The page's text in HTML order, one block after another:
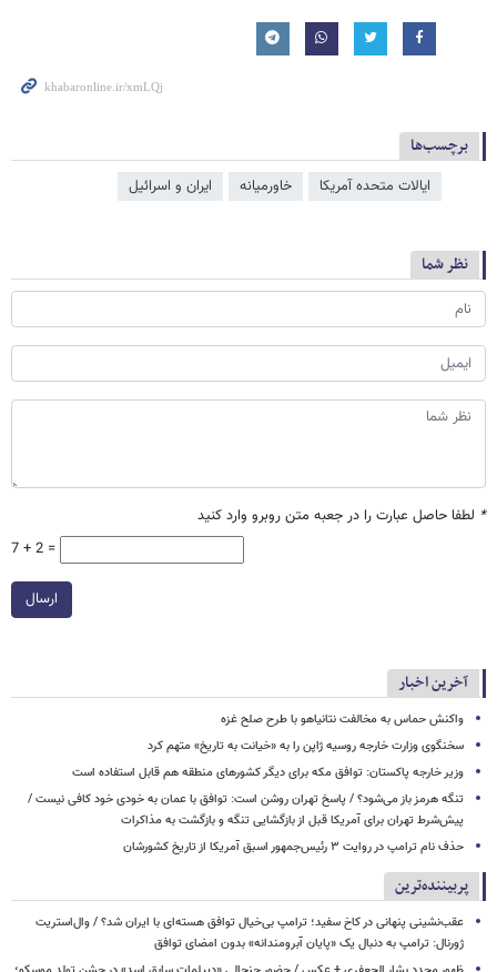
برچسب‌ها
ایالات متحده آمریکا خاورمیانه ایران و اسرائیل
نظر شما
* لطفا حاصل عبارت را در جعبه متن روبرو وارد کنید
7 + 2 =
ارسال
آخرین اخبار
واکنش حماس به مخالفت نتانیاهو با طرح صلح غزه
سخنگوی وزارت خارجه روسیه ژاپن را به «خیانت به تاریخ» متهم کرد
وزیر خارجه پاکستان: توافق مکه برای دیگر کشورهای منطقه هم قابل استفاده است
تنگه هرمز باز می‌شود؟ / پاسخ تهران روشن است: توافق با عمان به خودی خود کافی نیست /
پیش‌شرط تهران برای آمریکا قبل از بازگشایی تنگه و بازگشت به مذاکرات
حذف نام ترامپ در روایت ۳ رئیس‌جمهور اسبق آمریکا از تاریخ کشورشان
پربیننده‌ترین
عقب‌نشینی پنهانی در کاخ سفید؛ ترامپ بی‌خیال توافق هسته‌ای با ایران شد؟ / وال‌استریت
ژورنال: ترامپ به دنبال یک «پایان آبرومندانه» بدون امضای توافق